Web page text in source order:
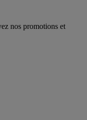
nos promotions et